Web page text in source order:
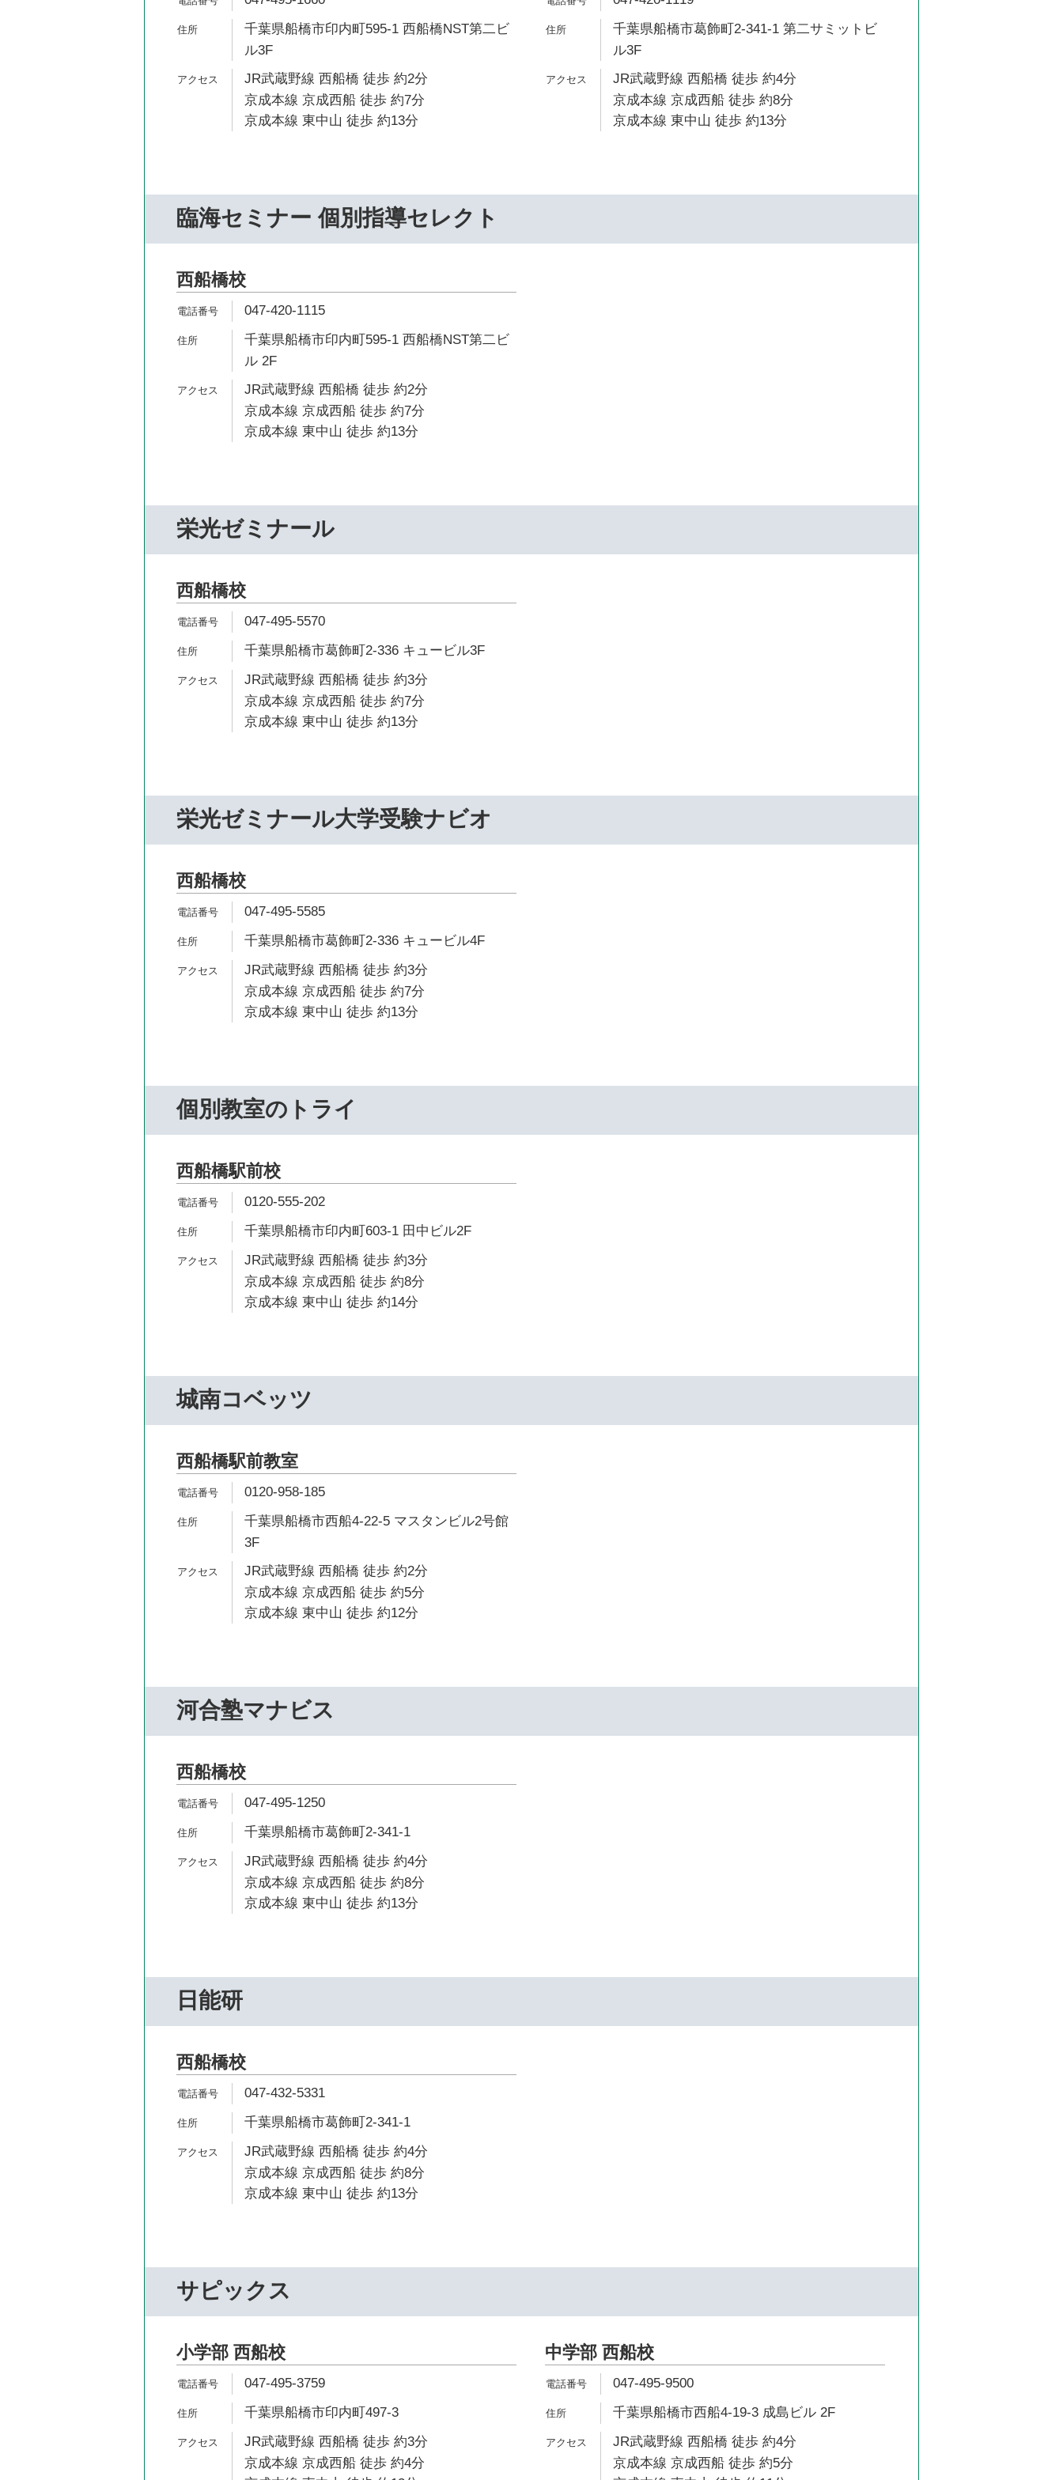
千葉県船橋市印内町595-1 西船橋NST第二ビ
ル3F
JR武蔵野線 西船橋 徒歩 約2分
京成本線 京成西船 徒歩 約7分
京成本線 東中山 徒歩 約13分
千葉県船橋市葛飾町2-341-1 第二サミットビ
ル3F
JR武蔵野線 西船橋 徒歩 約4分
京成本線 京成西船 徒歩 約8分
京成本線 東中山 徒歩 約13分
臨海セミナー 個別指導セレクト
西船橋校
047-420-1115
千葉県船橋市印内町595-1 西船橋NST第二ビ
ル 2F
JR武蔵野線 西船橋 徒歩 約2分
京成本線 京成西船 徒歩 約7分
京成本線 東中山 徒歩 約13分
栄光ゼミナール
西船橋校
047-495-5570
千葉県船橋市葛飾町2-336 キュービル3F
JR武蔵野線 西船橋 徒歩 約3分
京成本線 京成西船 徒歩 約7分
京成本線 東中山 徒歩 約13分
栄光ゼミナール大学受験ナビオ
西船橋校
047-495-5585
千葉県船橋市葛飾町2-336 キュービル4F
JR武蔵野線 西船橋 徒歩 約3分
京成本線 京成西船 徒歩 約7分
京成本線 東中山 徒歩 約13分
個別教室のトライ
西船橋駅前校
0120-555-202
千葉県船橋市印内町603-1 田中ビル2F
JR武蔵野線 西船橋 徒歩 約3分
京成本線 京成西船 徒歩 約8分
京成本線 東中山 徒歩 約14分
城南コベッツ
西船橋駅前教室
0120-958-185
千葉県船橋市西船4-22-5 マスタンビル2号館
3F
JR武蔵野線 西船橋 徒歩 約2分
京成本線 京成西船 徒歩 約5分
京成本線 東中山 徒歩 約12分
河合塾マナビス
西船橋校
047-495-1250
千葉県船橋市葛飾町2-341-1
JR武蔵野線 西船橋 徒歩 約4分
京成本線 京成西船 徒歩 約8分
京成本線 東中山 徒歩 約13分
日能研
西船橋校
047-432-5331
千葉県船橋市葛飾町2-341-1
JR武蔵野線 西船橋 徒歩 約4分
京成本線 京成西船 徒歩 約8分
京成本線 東中山 徒歩 約13分
サピックス
小学部 西船校
047-495-3759
千葉県船橋市印内町497-3
JR武蔵野線 西船橋 徒歩 約3分
京成本線 京成西船 徒歩 約4分
中学部 西船校
047-495-9500
千葉県船橋市西船4-19-3 成島ビル 2F
JR武蔵野線 西船橋 徒歩 約4分
京成本線 京成西船 徒歩 約5分